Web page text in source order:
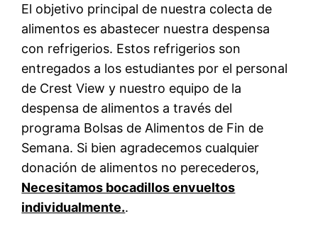
El objetivo principal de nuestra colecta de
alimentos es abastecer nuestra despensa
con refrigerios. Estos refrigerios son
entregados a los estudiantes por el personal
de Crest View y nuestro equipo de la
despensa de alimentos a través del
programa Bolsas de Alimentos de Fin de
Semana. Si bien agradecemos cualquier
donación de alimentos no perecederos,
Necesitamos bocadillos envueltos
individualmente..